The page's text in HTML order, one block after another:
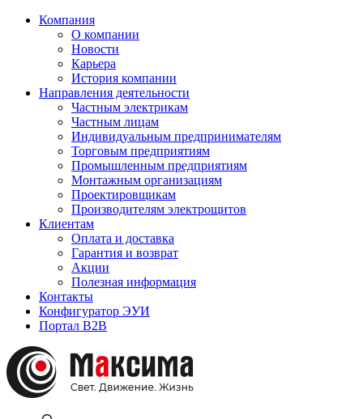
Компания
О компании
Новости
Карьера
История компании
Направления деятельности
Частным электрикам
Частным лицам
Индивидуальным предпринимателям
Торговым предприятиям
Промышленным предприятиям
Монтажным организациям
Проектировщикам
Производителям электрощитов
Клиентам
Оплата и доставка
Гарантия и возврат
Акции
Полезная информация
Контакты
Конфигуратор ЭУИ
Портал B2B